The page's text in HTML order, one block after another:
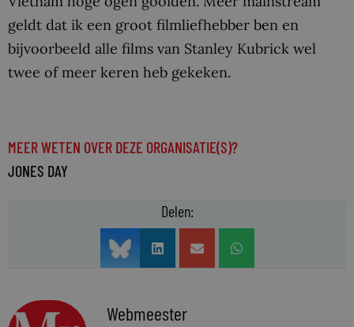
geldt dat ik een groot filmliefhebber ben en
bijvoorbeeld alle films van Stanley Kubrick wel
twee of meer keren heb gekeken.
MEER WETEN OVER DEZE ORGANISATIE(S)?
JONES DAY
Delen:
Webmeester